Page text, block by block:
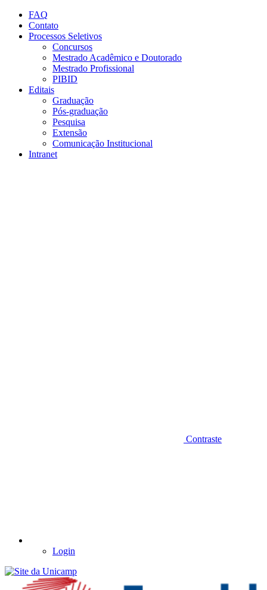
Conteúdo principal
FAQ
Contato
Processos Seletivos
Concursos
Mestrado Acadêmico e Doutorado
Mestrado Profissional
PIBID
Editais
Graduação
Pós-graduação
Pesquisa
Extensão
Comunicação Institucional
Intranet
Contraste
Login